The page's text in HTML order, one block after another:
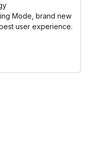
Mode, brand new
user experience.